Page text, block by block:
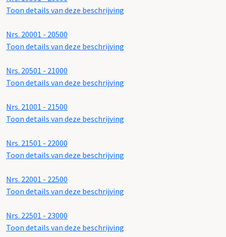
Toon details van deze beschrijving
Nrs. 20001 - 20500
Toon details van deze beschrijving
Nrs. 20501 - 21000
Toon details van deze beschrijving
Nrs. 21001 - 21500
Toon details van deze beschrijving
Nrs. 21501 - 22000
Toon details van deze beschrijving
Nrs. 22001 - 22500
Toon details van deze beschrijving
Nrs. 22501 - 23000
Toon details van deze beschrijving